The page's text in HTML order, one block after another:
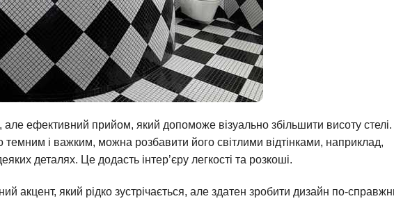
але ефективний прийом, який допоможе візуально збільшити висоту
темним і важким, можна розбавити його світлими відтінками, наприклад,
деталях. Це додасть інтер’єру легкості та розкоші.
акцент, який рідко зустрічається, але здатен зробити дизайн по-